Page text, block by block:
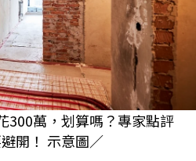
300萬，划算嗎？專家點評
開！ 示意圖／